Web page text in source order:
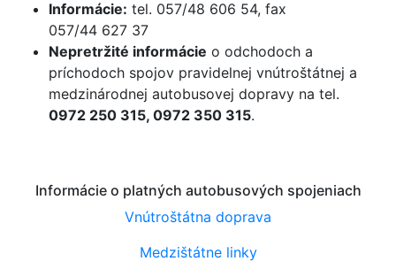
Informácie: tel. 057/48 606 54, fax
057/44 627 37
Nepretržité informácie o odchodoch a
príchodoch spojov pravidelnej vnútroštátnej a
medzinárodnej autobusovej dopravy na tel.
0972 250 315, 0972 350 315.
Informácie o platných autobusových spojeniach
Vnútroštátna doprava
Medzištátne linky